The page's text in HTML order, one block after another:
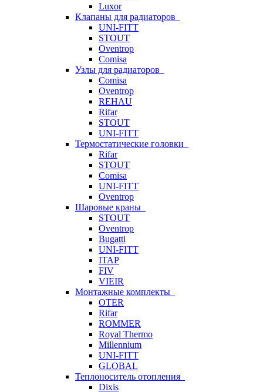
Luxor
Клапаны для радиаторов
UNI-FITT
STOUT
Oventrop
Comisa
Узлы для радиаторов
Comisa
Oventrop
REHAU
Rifar
STOUT
UNI-FITT
Термостатические головки
Rifar
STOUT
Comisa
UNI-FITT
Oventrop
Шаровые краны
STOUT
Oventrop
Bugatti
UNI-FITT
ITAP
FIV
VIEIR
Монтажные комплекты
OTER
Rifar
ROMMER
Royal Thermo
Millennium
UNI-FITT
GLOBAL
Теплоноситель отопления
Dixis